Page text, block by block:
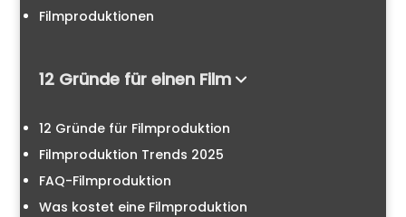
Filmproduktionen
12 Gründe für einen Film
12 Gründe für Filmproduktion
Filmproduktion Trends 2025
FAQ-Filmproduktion
Was kostet eine Filmproduktion